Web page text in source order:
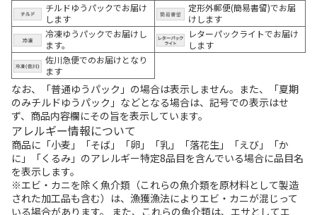
チルドゆうパックでお届け
します
定形外郵便(簡易書留)でお届
けします
冷凍ゆうパックでお届けし
ます。
レターパックライトでお届け
します
佐川急便でのお届けとなり
ます
なお、「普通ゆうパック」の場合は表示しません。また、「夏期
のみチルドゆうパック」などとなる場合は、記号での表示はせ
ず、商品内容欄にその旨を表示しています。
アレルギー情報について
商品に「小麦」「そば」「卵」「乳」「落花生」「えび」「か
に」「くるみ」のアレルギー特定8品目を含んでいる場合に品目名
を表示します。
※エビ・カニを除く魚介類（これらの魚介類を原材料として製造
された加工品も含む）は、漁獲漁法によりエビ・カニが混じって
いる場合があります。 また、これらの魚介類は、エサとしてエ